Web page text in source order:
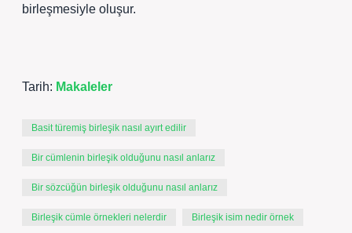
birleşmesiyle oluşur.
Tarih: Makaleler
Basit türemiş birleşik nasıl ayırt edilir
Bir cümlenin birleşik olduğunu nasıl anlarız
Bir sözcüğün birleşik olduğunu nasıl anlarız
Birleşik cümle örnekleri nelerdir Birleşik isim nedir örnek